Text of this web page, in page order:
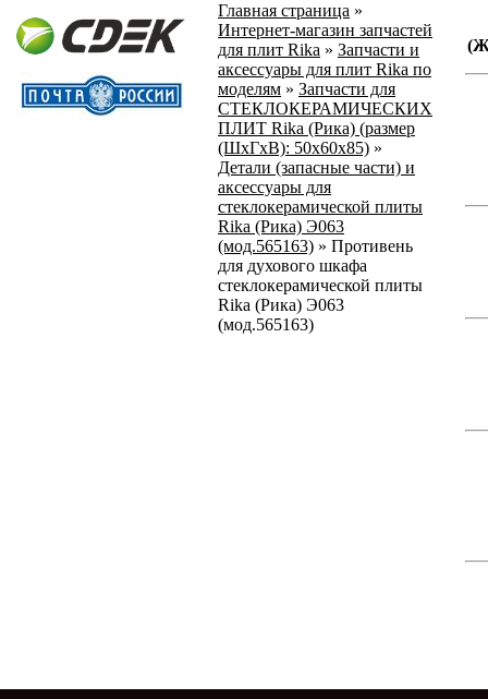
Главная страница »
Интернет-магазин запчастей
для плит Rika » Запчасти и
аксессуары для плит Rika по
моделям » Запчасти для
СТЕКЛОКЕРАМИЧЕСКИХ
ПЛИТ Rika (Рика) (размер
(ШхГхВ): 50x60x85) »
Детали (запасные части) и
аксессуары для
стеклокерамической плиты
Rika (Рика) Э063
(мод.565163) » Противень
для духового шкафа
стеклокерамической плиты
Rika (Рика) Э063
(мод.565163)